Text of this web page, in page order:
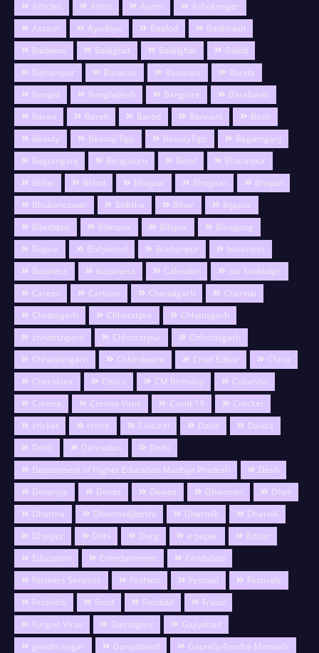
Articles Artist Asam
Ashoknagar
Assam
Ayodhya Baalod
Badrinath
Badwani
Balaghat Balalghat
Balod
Balrampur
Banaras Banarasi
Banda
Bangal
Bangladesh Banglore
Barabanki
Baran
Bareli Barod Barwani
Basti
Beauty
Beauty Tips BeautyTips
Begamganj
Begumganj
Bengaluru Betul
Bharatpur
Bhilai
Bhind bhojpur Bhojpuri
Bhopal
Bhubaneswar
Bidisha Bihar
Bijapur
Bilashpur
Bilaspur Bilspur
Binagang
Bojpur
Bollywood Burhanpur
buseness
Business
bussiness Calendor
car knolwdge
Career
Cartoon Chandigarh
Channai
Chattisgarh
Chhatarpur
Chhatisgarh
chhatishgarh
Chhattarpur
Chhattisgarh
Chhattishgarh
Chhindwara Chief Editor
China
Chitrakoot
Churu CM Birthday
Colombo
Corona
Corona Virus Covid-19
Crecket
cricket
crime Cultural Datia
Dausa
Dehli
Dehradun
Delhi
Department of Higher Education Madhya Pradesh
Desh
Devariya
Devas Dewas Dhamtari
Dhar
Dharma
Dharma&Jotishi Dharmik
Dharnik
Dholpur
Dilhi Durg e paper
Editor
Education
Entertainment
Faridabad
Farmers Services
Fashion Festival
Festivals
Festivels
Food Football
Fraud
Fungus Virus
Gairatganj
Gajiyabad
gandhi nagar
Gariyaband
Gaurela-Pendra-Marwahi